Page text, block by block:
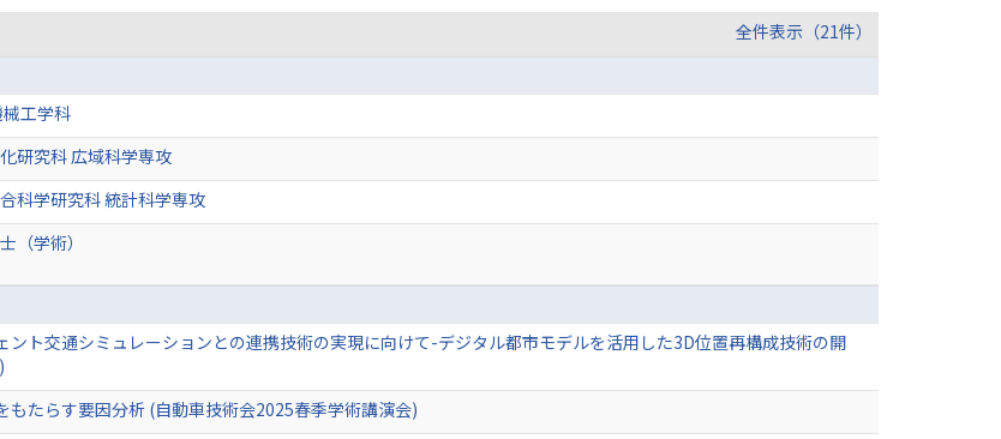
全件表示（21件）
工学科
研究科 広域科学専攻
科学研究科 統計科学専攻
（学術）
ント交通シミュレーションとの連携技術の実現に向けて-デジタル都市モデルを活用した3D位置再構成技術の開
もたらす要因分析 (自動車技術会2025春季学術講演会)